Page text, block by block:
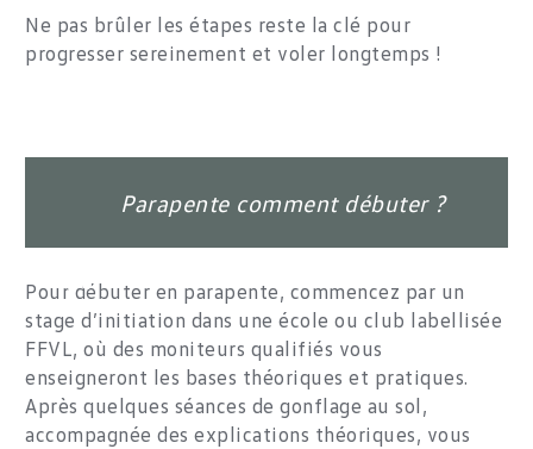
Ne pas brûler les étapes reste la clé pour
progresser sereinement et voler longtemps !
Parapente comment débuter ?
Pour débuter en parapente, commencez par un
stage d’initiation dans une école ou club labellisée
FFVL, où des moniteurs qualifiés vous
enseigneront les bases théoriques et pratiques.
Après quelques séances de gonflage au sol,
accompagnée des explications théoriques, vous